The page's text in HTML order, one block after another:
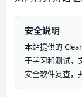
安全说明
本站提供的
于学习和测试，
安全软件复查，